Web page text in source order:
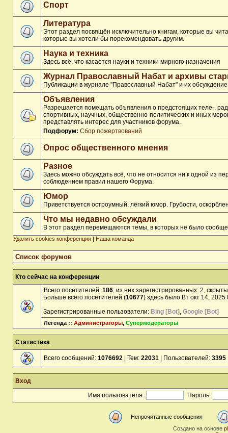
Спорт
Литература
Этот раздел посвящён исключительно книгам, которые вы
которые вы хотели бы порекомендовать другим.
Наука и техника
Здесь всё, что касается науки и техники мирного назначения
Журнал Православный Набат и архивы
Публикации в журнале "Православный Набат" и их обсуждение
Объявления
Разрешается помещать объявления о предстоящих теле-,
спортивных, научных, общественно-политических и иных
представлять интерес для участников форума.
Подфорум: Сбор пожертвований
Опрос общественного мнения
Разное
Здесь можно обсуждать всё, что не относится ни к одной из
соблюдением правил нашего Форума.
Юмор
Приветствуется остроумный, лёгкий юмор. Грубости,
Что мы недавно обсуждали
В этот раздел перемещаются темы, в которых не было
Удалить cookies конференции | Наша команда
Список форумов
Кто сейчас на конференции
Всего посетителей: 186, из них зарегистрированных: 2,
Больше всего посетителей (10677) здесь было Вт окт 14, 2025
Зарегистрированные пользователи: Bing [Bot] , Google [Bot]
Легенда :: Администраторы, Супермодераторы
Статистика
Всего сообщений: 1076692 | Тем: 22031 | Пользователей: 3395
Вход
Имя пользователя:
Пароль:
Непрочитанные сообщения
Создано на основе